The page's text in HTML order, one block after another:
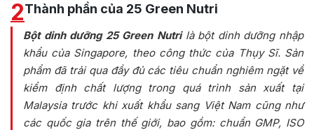
2Thành phần của 25 Green Nutri
Bột dinh dưỡng 25 Green Nutrilà bột dinh dưỡng nhập
khẩu của Singapore, theo công thức của Thụy Sĩ. Sản
phẩm đã trải qua đầy đủ các tiêu chuẩn nghiêm ngặt về
kiểm định chất lượng trong quá trình sản xuất tại
Malaysia trước khi xuất khẩu sang Việt Nam cũng như
các quốc gia trên thế giới, bao gồm: chuẩn GMP, ISO